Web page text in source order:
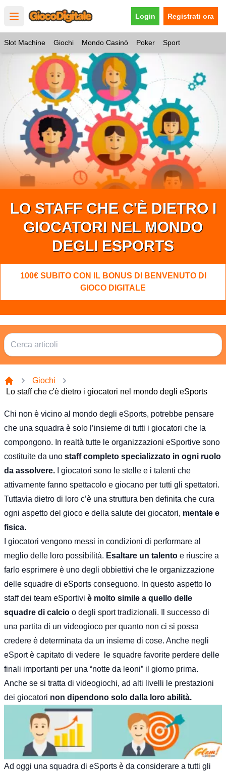
Open main menu
Login Registrati ora
Slot Machine Giochi Mondo Casinò Poker Sport
LO STAFF CHE C'È DIETRO I
GIOCATORI NEL MONDO
DEGLI ESPORTS
100€ SUBITO CON IL BONUS DI BENVENUTO DI
GIOCO DIGITALE
Casa
Giochi
Lo staff che c'è dietro i giocatori nel mondo degli eSports
Chi non è vicino al mondo degli eSports, potrebbe pensare
che una squadra è solo l’insieme di tutti i giocatori che la
compongono. In realtà tutte le organizzazioni eSportive sono
costituite da uno staff completo specializzato in ogni ruolo
da assolvere. I giocatori sono le stelle e i talenti che
attivamente fanno spettacolo e giocano per tutti gli spettatori.
Tuttavia dietro di loro c’è una struttura ben definita che cura
ogni aspetto del gioco e della salute dei giocatori, mentale e
fisica.
I giocatori vengono messi in condizioni di performare al
meglio delle loro possibilità. Esaltare un talento e riuscire a
farlo esprimere è uno degli obbiettivi che le organizzazione
delle squadre di eSports conseguono. In questo aspetto lo
staff dei team eSportivi è molto simile a quello delle
squadre di calcio o degli sport tradizionali. Il successo di
una partita di un videogioco per quanto non ci si possa
credere è determinata da un insieme di cose. Anche negli
eSport è capitato di vedere le squadre favorite perdere delle
finali importanti per una “notte da leoni” il giorno prima.
Anche se si tratta di videogiochi, ad alti livelli le prestazioni
dei giocatori non dipendono solo dalla loro abilità.
Ad oggi una squadra di eSports è da considerare a tutti gli